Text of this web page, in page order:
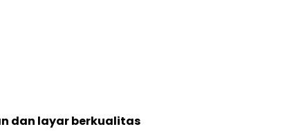
dan layar berkualitas